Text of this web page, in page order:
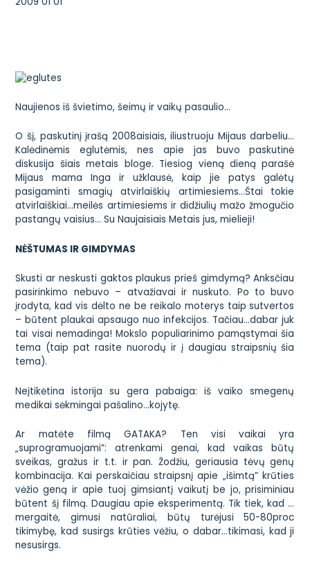
Naujienos iš švietimo, šeimų ir vaikų pasaulio…
O šį, paskutinį įrašą 2008aisiais, iliustruoju Mijaus darbeliu…
Kalėdinėmis eglutėmis, nes apie jas buvo paskutinė
diskusija šiais metais bloge. Tiesiog vieną dieną parašė
Mijaus mama Inga ir užklausė, kaip jie patys galėtų
pasigaminti smagių atvirlaiškių artimiesiems…Štai tokie
atvirlaiškiai…meilės artimiesiems ir didžiulių mažo žmogučio
pastangų vaisius… Su Naujaisiais Metais jus, mielieji!
NĖŠTUMAS IR GIMDYMAS
Skusti ar neskusti gaktos plaukus prieš gimdymą? Anksčiau
pasirinkimo nebuvo – atvažiavai ir nuskuto. Po to buvo
įrodyta, kad vis dėlto ne be reikalo moterys taip sutvertos
– būtent plaukai apsaugo nuo infekcijos. Tačiau…dabar juk
tai visai nemadinga!Mokslo populiarinimo pamąstymaišia
tema (taip pat rasite nuorodų ir į daugiau straipsnių šia
tema).
Neįtikėtinaistorija su gera pabaiga: iš vaiko smegenų
medikai sėkmingai pašalino…kojytę.
Ar matėte filmą GATAKA? Ten visi vaikai yra
„suprogramuojami”: atrenkami genai, kad vaikas būtų
sveikas, gražus ir t.t. ir pan. Žodžiu, geriausia tėvų genų
kombinacija. Kai perskaičiau straipsnį apie „išimtą” krūties
vėžio geną ir apie tuoj gimsiantį vaikutį be jo, prisiminiau
būtent šį filmą. Daugiau apie eksperimentą. Tik tiek, kad …
mergaitė, gimusi natūraliai, būtų turėjusi 50-80proc
tikimybę, kad susirgs krūties vėžiu, o dabar…tikimasi, kad ji
nesusirgs.